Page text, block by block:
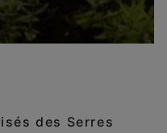
des Serres